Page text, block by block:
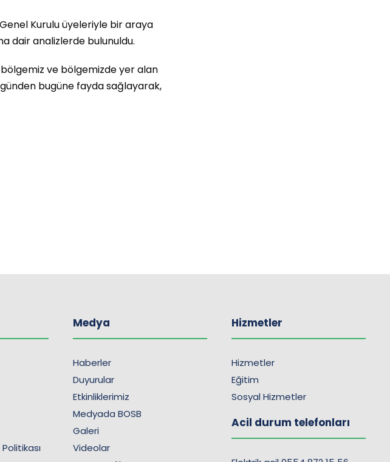
Genel Kurulu üyeleriyle bir araya
dair analizlerde bulunuldu.
bölgemiz ve bölgemizde yer alan
bugüne fayda sağlayarak,
Medya
Haberler
Duyurular
Etkinliklerimiz
Medyada BOSB
Galeri
Videolar
Hizmetler
Hizmetler
Eğitim
Sosyal Hizmetler
Acil durum telefonları